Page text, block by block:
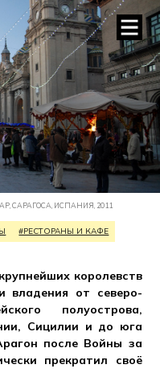
САРАГОСА, ИСПАНИЯ, 2011
#РЕСТОРАНЫ И КАФЕ
королевств
владения от северо-
полуострова,
Сицилии и до юга
после Войны за
прекратил своё